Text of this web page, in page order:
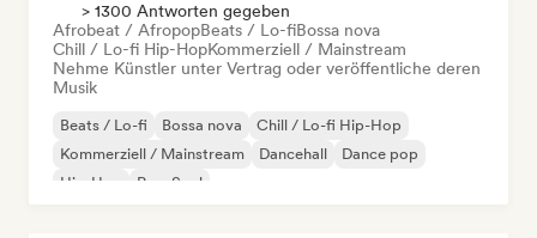
> 1300 Antworten gegeben
Afrobeat / AfropopBeats / Lo-fiBossa nova
Chill / Lo-fi Hip-HopKommerziell / Mainstream
Nehme Künstler unter Vertrag oder veröffentliche deren
Musik
Beats / Lo-fi Bossa nova
Chill / Lo-fi Hip-Hop
Kommerziell / Mainstream
Dancehall
Dance pop
Hip-Hop
Pop-Soul